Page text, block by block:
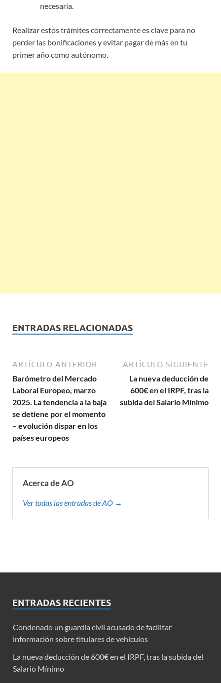
necesaria.
Realizar estos trámites correctamente es clave para no
perder las bonificaciones y evitar pagar de más en tu
primer año como autónomo.
ENTRADAS RELACIONADAS
ARTÍCULO ANTERIOR
Barómetro del Mercado
Laboral Europeo, marzo
2025. La tendencia a la baja
se detiene por el momento
– evolución dispar en los
países europeos
ARTÍCULO SIGUIENTE
La nueva deducción de
600€ en el IRPF, tras la
subida del Salario Mínimo
Acerca de AO
Ver todas las entradas de AO →
ENTRADAS RECIENTES
Condenado un guardia civil acusado de facilitar
información sobre titulares de vehículos
La nueva deducción de 600€ en el IRPF, tras la subida del
Salario Mínimo